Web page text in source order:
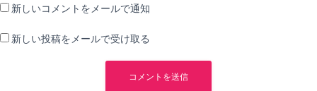
新しいコメントをメールで通知
新しい投稿をメールで受け取る